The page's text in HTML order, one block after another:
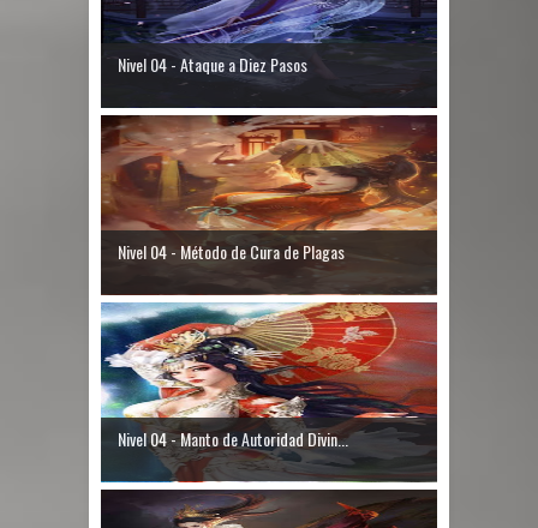
Nivel 04 - Ataque a Diez Pasos
Nivel 04 - Método de Cura de Plagas
Nivel 04 - Manto de Autoridad Divin...